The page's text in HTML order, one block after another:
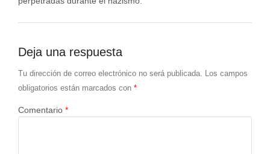
Deja una respuesta
Tu dirección de correo electrónico no será publicada. Los campos
obligatorios están marcados con *
Comentario *